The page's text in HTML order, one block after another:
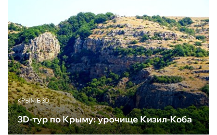
КРЫМ В 3D
3D-тур по Крыму: урочище Кизил-Коба